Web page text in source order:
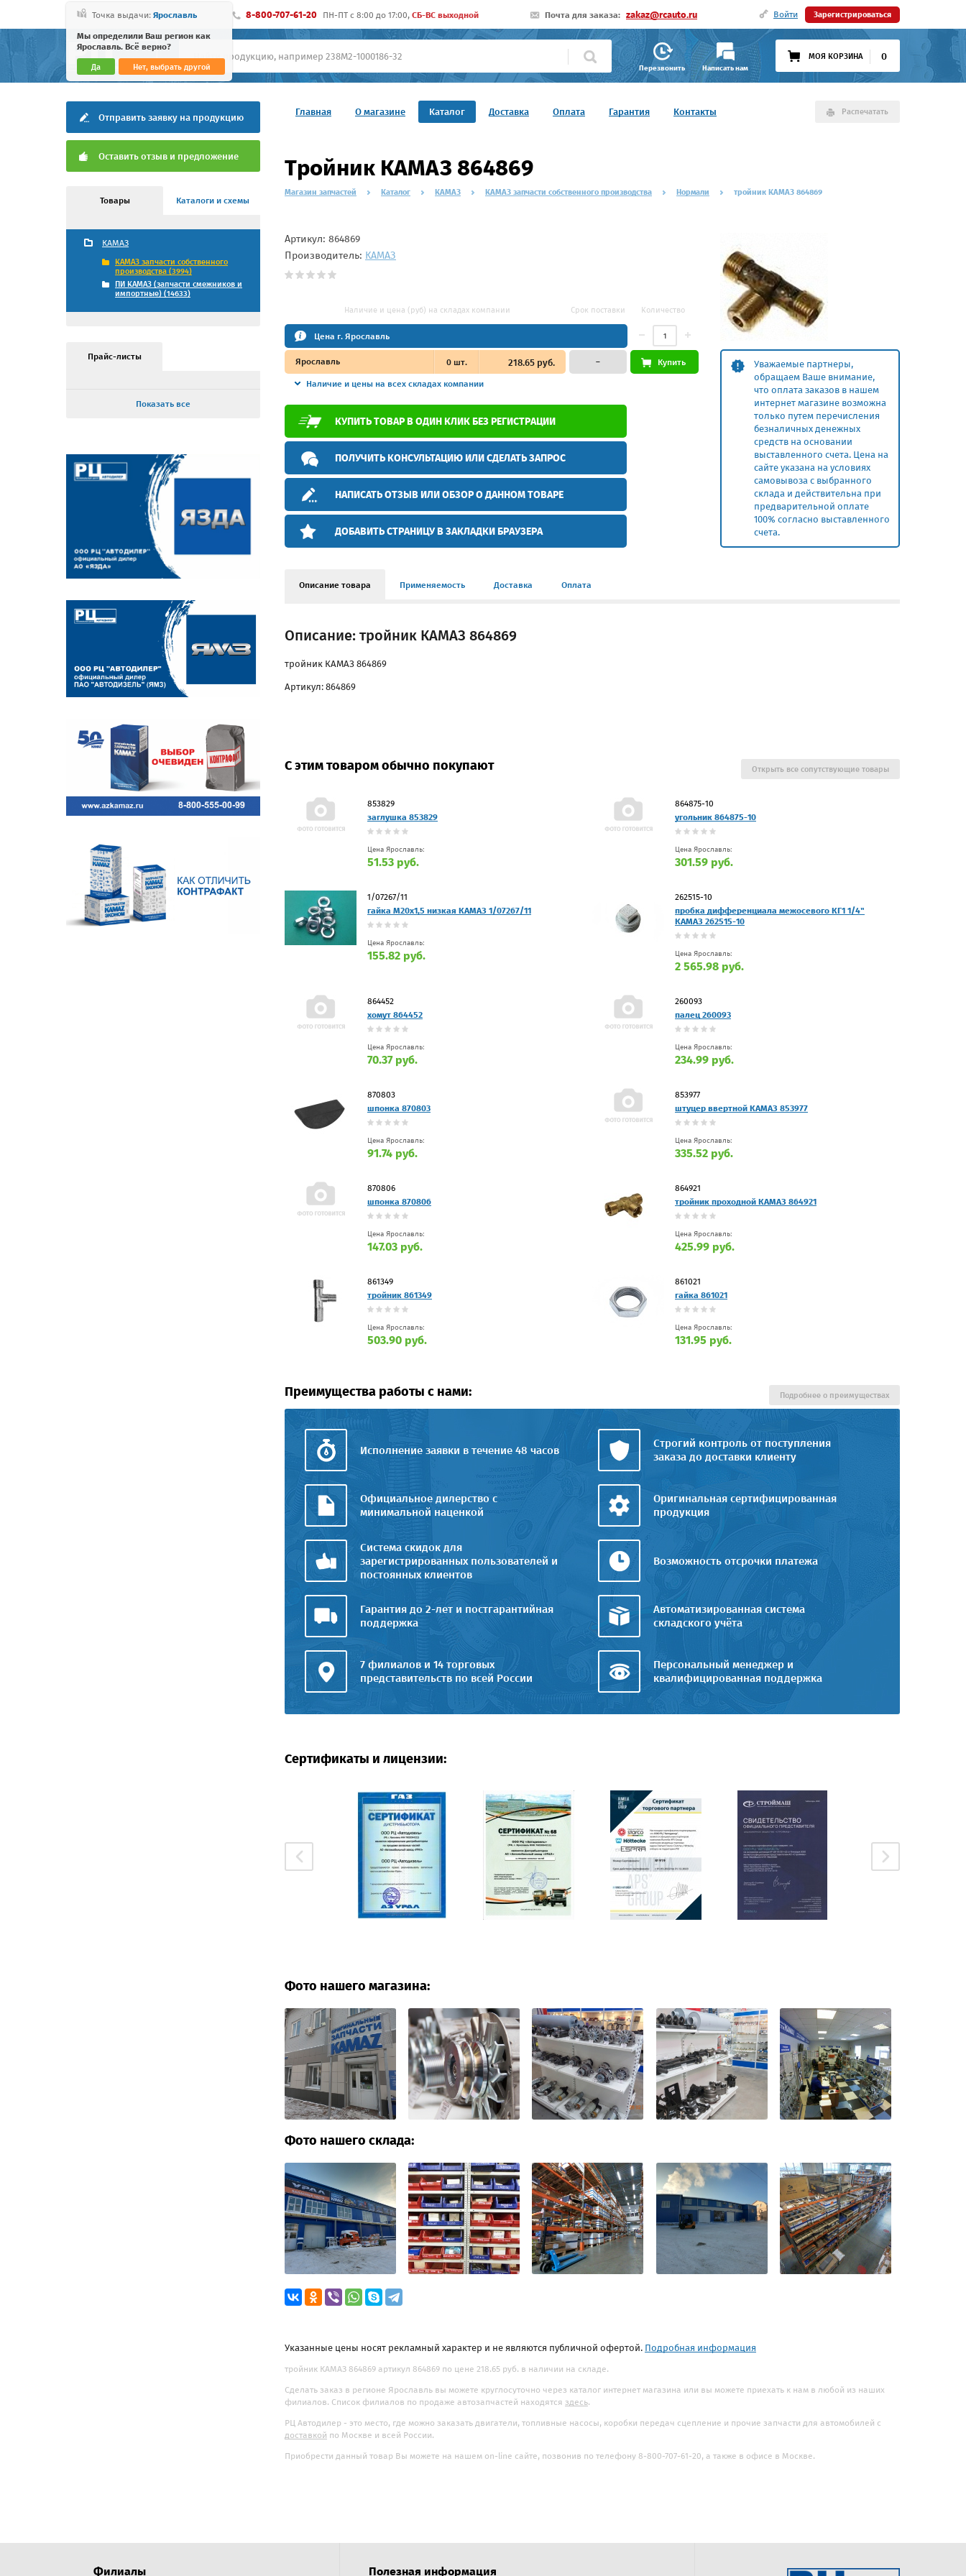
Точка выдачи: Ярославль
Мы определили Ваш регион как
Ярославль. Всё верно?
Да Нет, выбрать другой
8-800-707-61-20 ПН-ПТ c 8:00 до 17:00, СБ-ВС выходной Почта для заказа: zakaz@rcauto.ru Войти Зарегистрироваться
Перезвонить Написать нам
МОЯ КОРЗИНА 0
Главная О магазине Каталог Доставка Оплата Гарантия Контакты Распечатать
Отправить заявку на продукцию
Оставить отзыв и предложение
Товары Каталоги и схемы
КАМАЗ
КАМАЗ запчасти собственного
производства (3994)
ПИ КАМАЗ (запчасти смежников и
импортные) (14633)
Прайс-листы
Показать все
Тройник КАМАЗ 864869
Магазин запчастей Каталог КАМАЗ КАМАЗ запчасти собственного производства Нормали тройник КАМАЗ 864869
Уважаемые партнеры,
обращаем Ваше внимание,
что оплата заказов в нашем
интернет магазине возможна
только путем перечисления
безналичных денежных
средств на основании
выставленного счета. Цена на
сайте указана на условиях
самовывоза с выбранного
склада и действительна при
предварительной оплате
100% согласно выставленного
счета.
Артикул: 864869
Производитель: КАМАЗ
Наличие и цена (руб) на складах компании Срок поставки Количество
Цена г. Ярославль
Ярославль 0шт. 218.65 руб.
Наличие и цены на всех складах компании
– Купить
КУПИТЬ ТОВАР В ОДИН КЛИК БЕЗ РЕГИСТРАЦИИ
ПОЛУЧИТЬ КОНСУЛЬТАЦИЮ ИЛИ СДЕЛАТЬ ЗАПРОС
НАПИСАТЬ ОТЗЫВ ИЛИ ОБЗОР О ДАННОМ ТОВАРЕ
ДОБАВИТЬ СТРАНИЦУ В ЗАКЛАДКИ БРАУЗЕРА
Описание товара Применяемость Доставка Оплата
Описание: тройник КАМАЗ 864869
тройник КАМАЗ 864869
Артикул: 864869
С этим товаром обычно покупают
853829
заглушка 853829
Цена Ярославль:
51.53 руб.
864875-10
угольник 864875-10
Цена Ярославль:
301.59 руб.
1/07267/11
гайка М20х1,5 низкая КАМАЗ 1/07267/11
Цена Ярославль:
155.82 руб.
262515-10
пробка дифференциала межосевого КГ1 1/4"
КАМАЗ 262515-10
Цена Ярославль:
2 565.98 руб.
864452
хомут 864452
Цена Ярославль:
70.37 руб.
260093
палец 260093
Цена Ярославль:
234.99 руб.
870803
шпонка 870803
Цена Ярославль:
91.74 руб.
853977
штуцер ввертной КАМАЗ 853977
Цена Ярославль:
335.52 руб.
870806
шпонка 870806
Цена Ярославль:
147.03 руб.
864921
тройник проходной КАМАЗ 864921
Цена Ярославль:
425.99 руб.
861349
тройник 861349
Цена Ярославль:
503.90 руб.
861021
гайка 861021
Цена Ярославль:
131.95 руб.
Открыть все сопутствующие товары
Преимущества работы с нами:
Исполнение заявки в течение 48 часов
Строгий контроль от поступления
заказа до доставки клиенту
Официальное дилерство с
минимальной наценкой
Оригинальная сертифицированная
продукция
Система скидок для
зарегистрированных пользователей и
постоянных клиентов
Возможность отсрочки платежа
Гарантия до 2-лет и постгарантийная
поддержка
Автоматизированная система
складского учёта
7 филиалов и 14 торговых
представительств по всей России
Персональный менеджер и
квалифицированная поддержка
Подробнее о преимуществах
Сертификаты и лицензии:
Фото нашего магазина:
Фото нашего склада:
Указанные цены носят рекламный характер и не являются публичной офертой. Подробная информация
тройник КАМАЗ 864869 артикул 864869 по цене 218.65 руб. в наличии на складе.
Сделать заказ в регионе Ярославль вы можете круглосуточно через каталог интернет магазина или вы можете приехать к нам в любой из наших
филиалов. Список филиалов по продаже автозапчастей находятся здесь.
РЦ Автодилер - это место, где можно заказать двигатели, топливные насосы, коробки передач сцепление и прочие запчасти для автомобилей с
доставкой по Москве и всей России.
Приобрести данный товар Вы можете на нашем on-line сайте, позвонив по телефону 8-800-707-61-20, а также в офисе в Москве.
Филиалы Полезная информация